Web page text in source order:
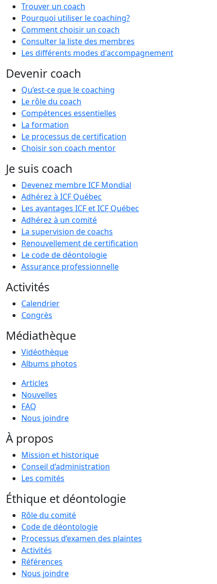
Trouver un coach
Pourquoi utiliser le coaching?
Comment choisir un coach
Consulter la liste des membres
Les différents modes d'accompagnement
Devenir coach
Qu’est-ce que le coaching
Le rôle du coach
Compétences essentielles
La formation
Le processus de certification
Choisir son coach mentor
Je suis coach
Devenez membre ICF Mondial
Adhérez à ICF Québec
Les avantages ICF et ICF Québec
Adhérez à un comité
La supervision de coachs
Renouvellement de certification
Le code de déontologie
Assurance professionnelle
Activités
Calendrier
Congrès
Médiathèque
Vidéothèque
Albums photos
Articles
Nouvelles
FAQ
Nous joindre
À propos
Mission et historique
Conseil d’administration
Les comités
Éthique et déontologie
Rôle du comité
Code de déontologie
Processus d’examen des plaintes
Activités
Références
Nous joindre